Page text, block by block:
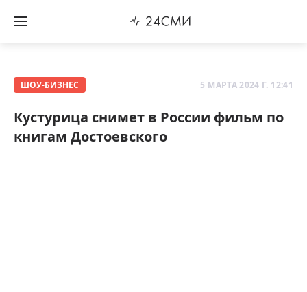
ШОУ-БИЗНЕС 5 МАРТА 2024 Г. 12:41
Кустурица снимет в России фильм по
книгам Достоевского